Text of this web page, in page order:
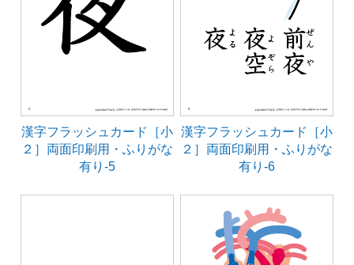
漢字フラッシュカード［小
２］両面印刷用・ふりがな
有り-5
漢字フラッシュカード［小
２］両面印刷用・ふりがな
有り-6